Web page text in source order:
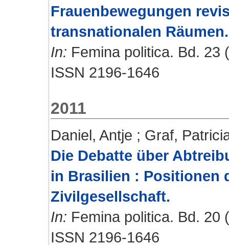
Frauenbewegungen
transnationalen Räumen.
In: Femina politica. Bd. 23
ISSN 2196-1646
2011
Daniel, Antje ; Graf,
Die Debatte über
in Brasilien : Positionen
Zivilgesellschaft.
In: Femina politica. Bd. 20
ISSN 2196-1646